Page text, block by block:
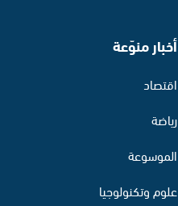
أخبار منوّعة
اقتصاد
رياضة
الموسوعة
علوم وتكنولوجيا